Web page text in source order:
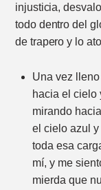
injusticia,
todo dentro del
de trapero y lo
Una vez
hacia el cielo
mirando
el cielo azul
toda esa
mí, y me
mierda que